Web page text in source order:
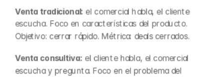
Venta tradicional: el comercial habla, el cliente
escucha. Foco en características del producto.
Objetivo: cerrar rápido. Métrica: deals cerrados.
Venta consultiva: el cliente habla, el comercial
escucha y pregunta. Foco en el problema del